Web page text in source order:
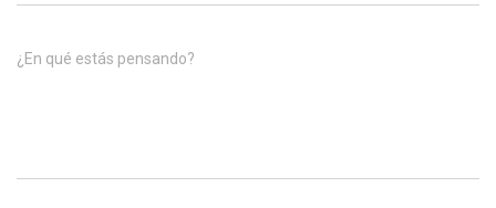
¿En qué estás pensando?